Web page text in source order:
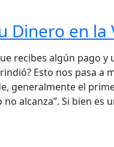
Dinero en la
recibes algún pago
Esto nos pasa a
generalmente el
alcanza”. Si bien es